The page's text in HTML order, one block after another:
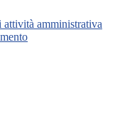
attività amministrativa